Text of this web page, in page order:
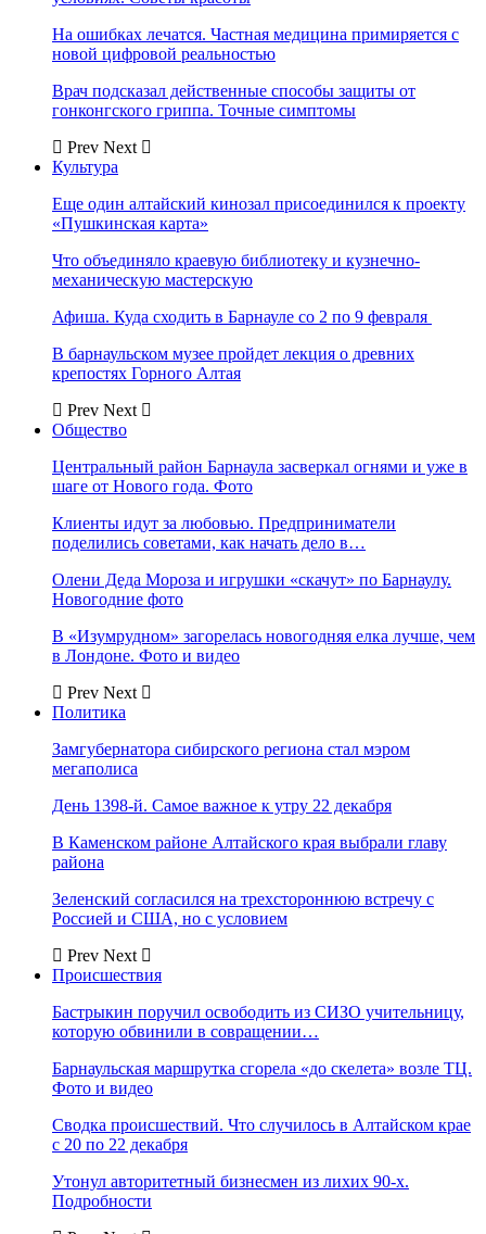
На ошибках лечатся. Частная медицина примиряется с
новой цифровой реальностью
Врач подсказал действенные способы защиты от
гонконгского гриппа. Точные симптомы
Prev Next
Культура
Еще один алтайский кинозал присоединился к проекту
«Пушкинская карта»
Что объединяло краевую библиотеку и кузнечно-
механическую мастерскую
Афиша. Куда сходить в Барнауле со 2 по 9 февраля
В барнаульском музее пройдет лекция о древних
крепостях Горного Алтая
Prev Next
Общество
Центральный район Барнаула засверкал огнями и уже в
шаге от Нового года. Фото
Клиенты идут за любовью. Предприниматели
поделились советами, как начать дело в…
Олени Деда Мороза и игрушки «скачут» по Барнаулу.
Новогодние фото
В «Изумрудном» загорелась новогодняя елка лучше, чем
в Лондоне. Фото и видео
Prev Next
Политика
Замгубернатора сибирского региона стал мэром
мегаполиса
День 1398-й. Самое важное к утру 22 декабря
В Каменском районе Алтайского края выбрали главу
района
Зеленский согласился на трехстороннюю встречу с
Россией и США, но с условием
Prev Next
Происшествия
Бастрыкин поручил освободить из СИЗО учительницу,
которую обвинили в совращении…
Барнаульская маршрутка сгорела «до скелета» возле ТЦ.
Фото и видео
Сводка происшествий. Что случилось в Алтайском крае
с 20 по 22 декабря
Утонул авторитетный бизнесмен из лихих 90-х.
Подробности